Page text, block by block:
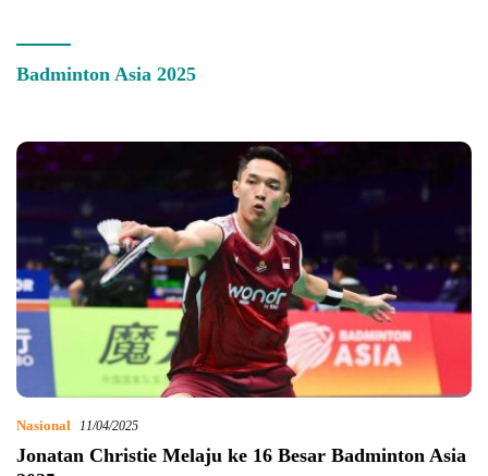
Badminton Asia 2025
Nasional 11/04/2025
Jonatan Christie Melaju ke 16 Besar Badminton Asia